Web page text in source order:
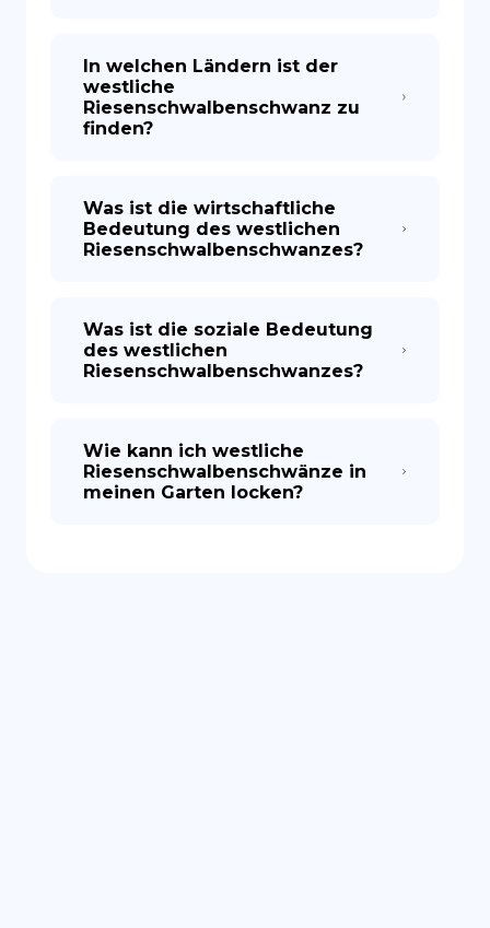
In welchen Ländern ist der
westliche
Riesenschwalbenschwanz zu
finden?
Was ist die wirtschaftliche
Bedeutung des westlichen
Riesenschwalbenschwanzes?
Was ist die soziale Bedeutung
des westlichen
Riesenschwalbenschwanzes?
Wie kann ich westliche
Riesenschwalbenschwänze in
meinen Garten locken?